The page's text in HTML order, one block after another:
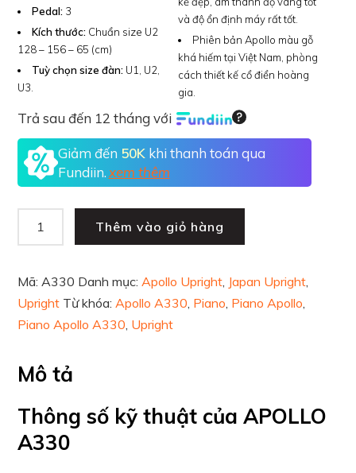
Pedal: 3
Kích thước: Chuẩn size U2
128 – 156 – 65 (cm)
Tuỳ chọn size đàn: U1, U2,
U3.
và độ ổn định máy rất tốt.
Phiên bản Apollo màu gỗ
khá hiếm tại Việt Nam, phòng
cách thiết kế cổ điển hoàng
gia.
Trả sau đến 12 tháng với
Giảm đến 50K khi thanh toán qua
Fundiin. xem thêm
Thêm vào giỏ hàng
Mã:A330 Danh mục:Apollo Upright, Japan Upright,
Upright Từ khóa:Apollo A330, Piano, Piano Apollo,
Piano Apollo A330, Upright
Mô tả
Thông số kỹ thuật của APOLLO
A330